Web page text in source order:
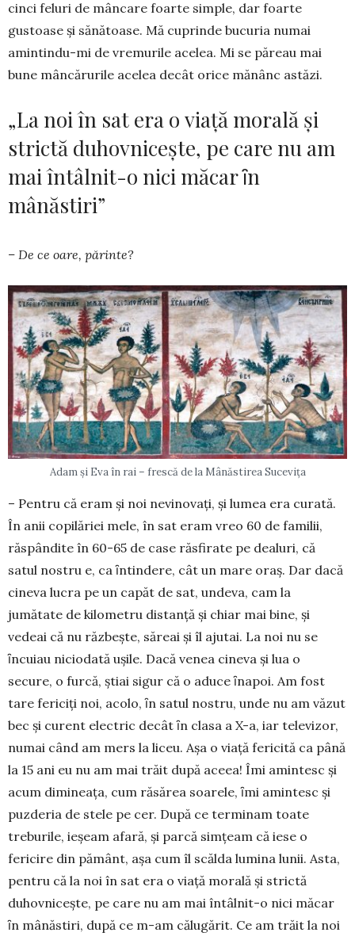
cinci feluri de mâncare foarte simple, dar foarte
gustoase şi sănătoase. Mă cuprin­de bucuria numai
amintindu-mi de vremurile ace­lea. Mi se păreau mai
bune mâncăru­rile acelea decât orice mănânc astăzi.
„La noi în sat era o viaţă morală şi
strictă duhovniceşte, pe care nu am
mai întâlnit-o nici măcar ȋn
mânăstiri”
– De ce oare, părinte?
Adam și Eva în rai – frescă de la Mânăstirea Sucevița
– Pentru că eram şi noi nevinovaţi, și lumea era curată.
În anii copilăriei mele, în sat eram vreo 60 de familii,
răspândite în 60-65 de case răsfirate pe dealuri, că
satul nostru e, ca ȋntindere, cât un mare oraş. Dar dacă
cineva lucra pe un capăt de sat, undeva, cam la
jumătate de kilometru dis­tanță şi chiar mai bine, și
vedeai că nu răzbește, săreai și îl ajutai. La noi nu se
ȋncuiau niciodată uşile. Dacă venea cineva și lua o
secure, o furcă, știai sigur că o aduce ȋnapoi. Am fost
tare fericiți noi, acolo, ȋn satul nostru, unde nu am văzut
bec și curent electric decât ȋn clasa a X-a, iar televizor,
numai când am mers la liceu. Aşa o viaţă fericită ca până
la 15 ani eu nu am mai trăit după aceea! Îmi amintesc și
acum dimineaţa, cum răsărea soarele, ȋmi amintesc și
puzderia de stele pe cer. După ce terminam toate
treburile, ieşeam afară, și parcă sim­ţeam că iese o
fericire din pământ, aşa cum îl scălda lumina lunii. Asta,
pentru că la noi în sat era o viaţă morală şi strictă
duhovniceşte, pe care nu am mai întâlnit-o nici măcar
ȋn mânăstiri, după ce m-am călugărit. Ce am trăit la noi